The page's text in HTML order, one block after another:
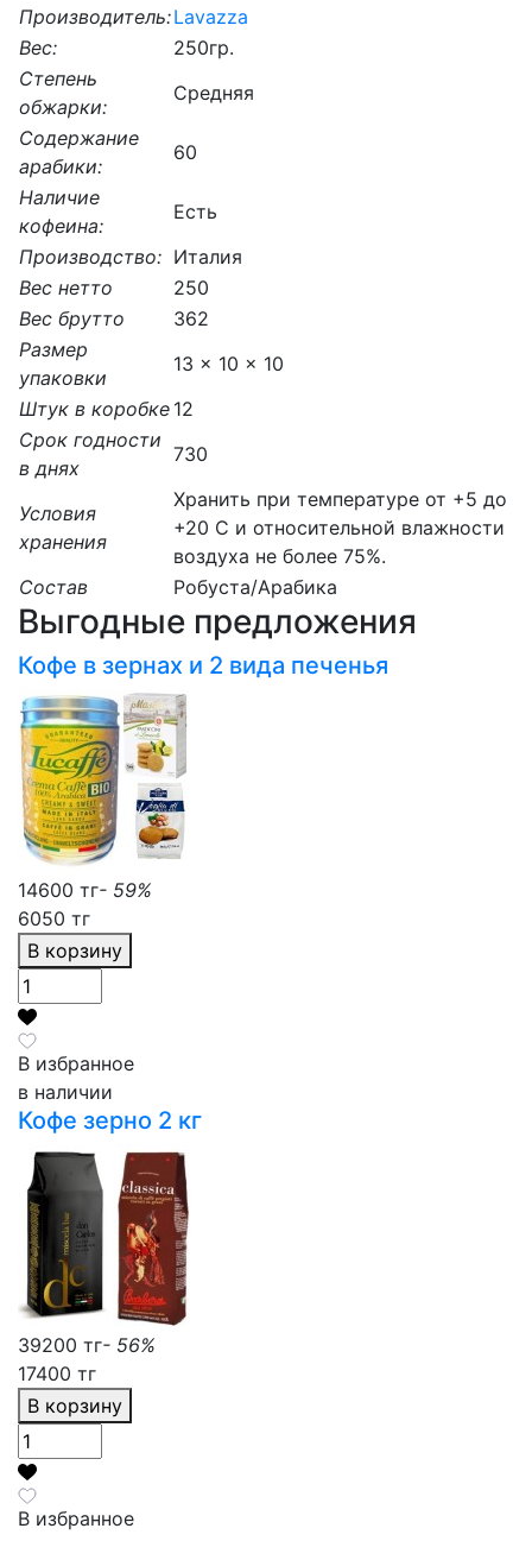
Производитель:Lavazza
Вес:
250гр.
Степень
обжарки:
Средняя
Содержание
арабики:
60
Наличие
кофеина:
Есть
Производство: Италия
Вес нетто
250
Вес брутто
362
Размер
упаковки
13 x 10 x 10
Штук в коробке 12
Срок годности
в днях
730
Условия
хранения
Хранить при температуре от +5 до
+20 C и относительной влажности
воздуха не более 75%.
Состав
Робуста/Арабика
Выгодные предложения
Кофе в зернах и 2 вида печенья
14600 тг- 59%
6050 тг
В корзину
В избранное
в наличии
Кофе зерно 2 кг
39200 тг- 56%
17400 тг
В корзину
В избранное